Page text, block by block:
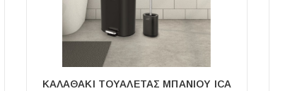
ΚΑΛΑΘΆΚΙ ΤΟΥΑΛΈΤΑΣ ΜΠΆΝΙΟΥ ICA